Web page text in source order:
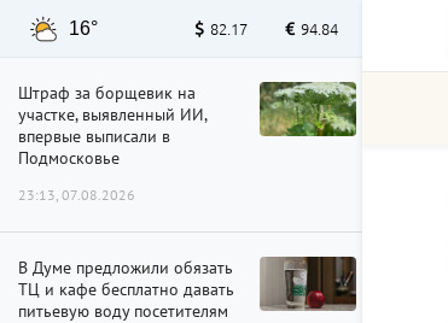
16° 82.17 94.84
Штраф за борщевик на
участке, выявленный ИИ,
впервые выписали в
Подмосковье
23:13, 07.08.2026
В Думе предложили обязать
ТЦ и кафе бесплатно давать
питьевую воду посетителям